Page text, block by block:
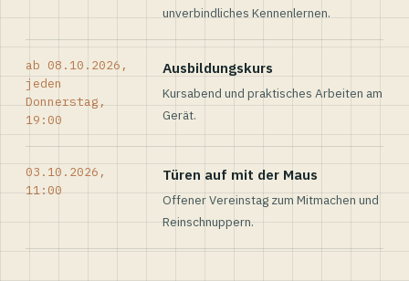
unverbindliches Kennenlernen.
ab 08.10.2026,
jeden
Donnerstag,
19:00
Ausbildungskurs
Kursabend und praktisches Arbeiten am
Gerät.
03.10.2026,
11:00
Türen auf mit der Maus
Offener Vereinstag zum Mitmachen und
Reinschnuppern.